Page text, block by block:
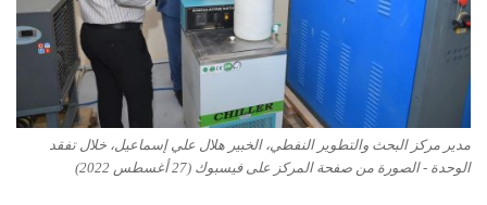
مدير مركز البحث والتطوير النفطي، الخبير هلال علي إسماعيل، خلال تفقد
الوحدة - الصورة من صفحة المركز على فيسبوك (27 أغسطس 2022)